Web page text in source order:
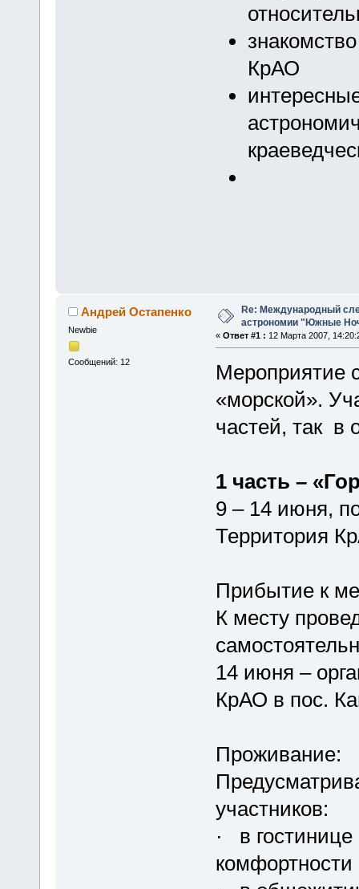
КрАО
Андрей Остапенко
Newbie
Сообщений: 12
Re: Международный
астрономии "Южные
« Ответ #1 : 12 Марта 2007,
Мероприятие
«морской».
частей, так в
1 часть –
9 – 14 июня,
Территория
Прибытие к
К месту
14 июня –
КрАО в пос.
Проживание:
участников:
· в
комфортности